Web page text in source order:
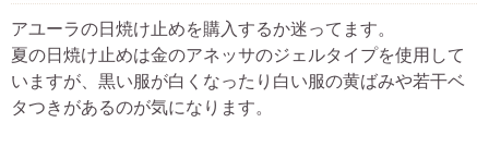
アユーラの日焼け止めを購入するか迷ってます。
夏の日焼け止めは金のアネッサのジェルタイプを使用して
いますが、黒い服が白くなったり白い服の黄ばみや若干ベ
タつきがあるのが気になります。